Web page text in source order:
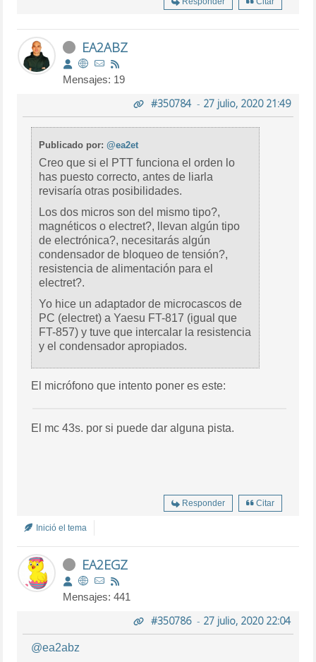
EA2ABZ
Mensajes: 19
#350784- 27 julio, 2020 21:49
Publicado por:@ea2et
Creo que si el PTT funciona el orden lo
has puesto correcto, antes de liarla
revisaría otras posibilidades.
Los dos micros son del mismo tipo?,
magnéticos o electret?, llevan algún tipo
de electrónica?, necesitarás algún
condensador de bloqueo de tensión?,
resistencia de alimentación para el
electret?.
Yo hice un adaptador de microcascos de
PC (electret) a Yaesu FT-817 (igual que
FT-857) y tuve que intercalar la resistencia
y el condensador apropiados.
El micrófono que intento poner es este:
El mc 43s. por si puede dar alguna pista.
Responder Citar
Inició el tema
EA2EGZ
Mensajes: 441
#350786- 27 julio, 2020 22:04
@ea2abz